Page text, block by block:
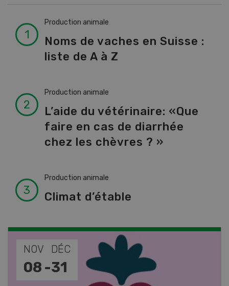
Production animale
Noms de vaches en Suisse :
liste de A à Z
Production animale
L’aide du vétérinaire: «Que
faire en cas de diarrhée
chez les chèvres ? »
Production animale
Climat d’étable
NOV
17 -
JAN
26